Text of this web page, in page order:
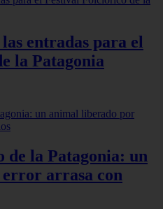
entradas para el
la Patagonia
de la Patagonia: un
arrasa con